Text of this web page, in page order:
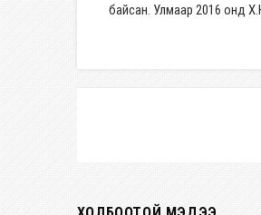
байсан. Улмаар 2016 онд